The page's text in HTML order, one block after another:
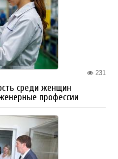
231
среди женщин
профессии